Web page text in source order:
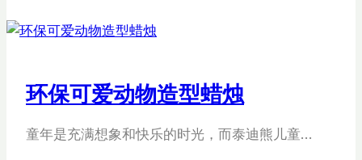
案
蜡
环保可爱动物造型蜡烛
童年是充满想象和快乐的时光，而泰迪熊儿童…